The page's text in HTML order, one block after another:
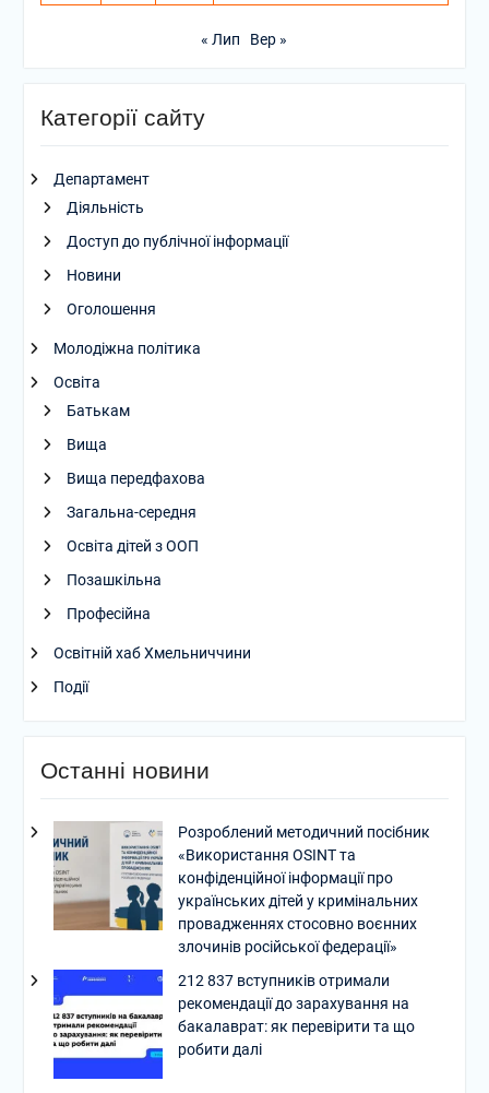
« Лип Вер »
Категорії сайту
Департамент
Діяльність
Доступ до публічної інформації
Новини
Оголошення
Молодіжна політика
Освіта
Батькам
Вища
Вища передфахова
Загальна-середня
Освіта дітей з ООП
Позашкільна
Професійна
Освітній хаб Хмельниччини
Події
Останні новини
Розроблений методичний посібник
«Використання OSINT та
конфіденційної інформації про
українських дітей у кримінальних
провадженнях стосовно воєнних
злочинів російської федерації»
212 837 вступників отримали
рекомендації до зарахування на
бакалаврат: як перевірити та що
робити далі